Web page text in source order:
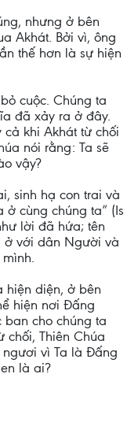
nhưng ở bên
Akhát. Bởi vì, ông
thế hơn là sự hiện
cuộc. Chúng ta
đã xảy ra ở đây.
khi Akhát từ chối
nói rằng: Ta sẽ
vậy?
sinh hạ con trai và
ở cùng chúng ta” (Is
lời đã hứa; tên
ở với dân Người và
hiện diện, ở bên
hiện nơi Đấng
ban cho chúng ta
chối, Thiên Chúa
vì Ta là Đấng
là ai?